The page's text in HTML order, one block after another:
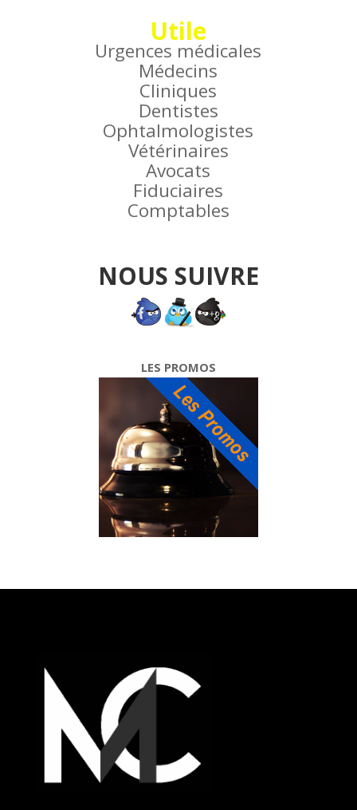
Utile
Urgences médicales
Médecins
Cliniques
Dentistes
Ophtalmologistes
Vétérinaires
Avocats
Fiduciaires
Comptables
NOUS SUIVRE
LES PROMOS